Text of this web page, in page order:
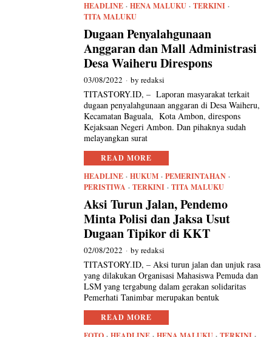
HEADLINE · HENA MALUKU · TERKINI ·
TITA MALUKU
Dugaan Penyalahgunaan
Anggaran dan Mall Administrasi
Desa Waiheru Direspons
03/08/2022 byredaksi
TITASTORY.ID, – Laporan masyarakat terkait
dugaan penyalahgunaan anggaran di Desa Waiheru,
Kecamatan Baguala, Kota Ambon, direspons
Kejaksaan Negeri Ambon. Dan pihaknya sudah
melayangkan surat
READ MORE
HEADLINE · HUKUM · PEMERINTAHAN ·
PERISTIWA · TERKINI · TITA MALUKU
Aksi Turun Jalan, Pendemo
Minta Polisi dan Jaksa Usut
Dugaan Tipikor di KKT
02/08/2022 byredaksi
TITASTORY.ID, – Aksi turun jalan dan unjuk rasa
yang dilakukan Organisasi Mahasiswa Pemuda dan
LSM yang tergabung dalam gerakan solidaritas
Pemerhati Tanimbar merupakan bentuk
READ MORE